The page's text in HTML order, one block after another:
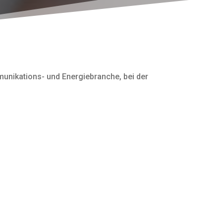
und Energiebranche, bei der